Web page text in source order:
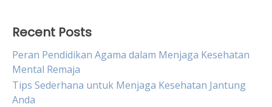
Recent Posts
Peran Pendidikan Agama dalam Menjaga Kesehatan
Mental Remaja
Tips Sederhana untuk Menjaga Kesehatan Jantung
Anda